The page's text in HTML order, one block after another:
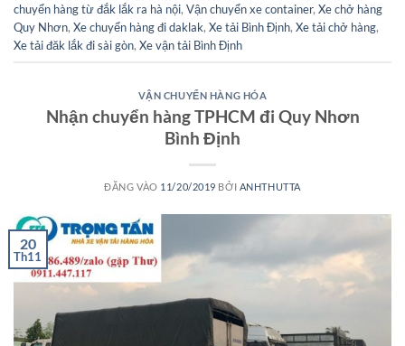
chuyển hàng từ đắk lắk ra hà nội, Vận chuyển xe container, Xe chở hàng
Quy Nhơn, Xe chuyển hàng đi daklak, Xe tải Bình Định, Xe tải chở hàng,
Xe tải đăk lắk đi sài gòn, Xe vận tải Bình Định
VẬN CHUYỂN HÀNG HÓA
Nhận chuyển hàng TPHCM đi Quy Nhơn
Bình Định
ĐĂNG VÀO 11/20/2019 BỞI ANHTHUTTA
20
Th11